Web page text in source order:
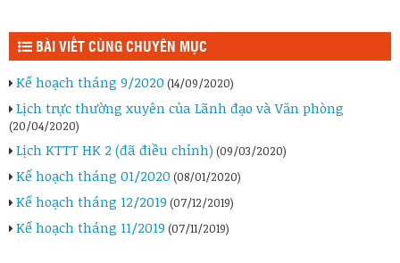
BÀI VIẾT CÙNG CHUYÊN MỤC
Kế hoạch tháng 9/2020 (14/09/2020)
Lịch trực thường xuyên của Lãnh đạo và Văn phòng
(20/04/2020)
Lịch KTTT HK 2 (đã điều chỉnh) (09/03/2020)
Kế hoạch tháng 01/2020 (08/01/2020)
Kế hoạch tháng 12/2019 (07/12/2019)
Kế hoạch tháng 11/2019 (07/11/2019)